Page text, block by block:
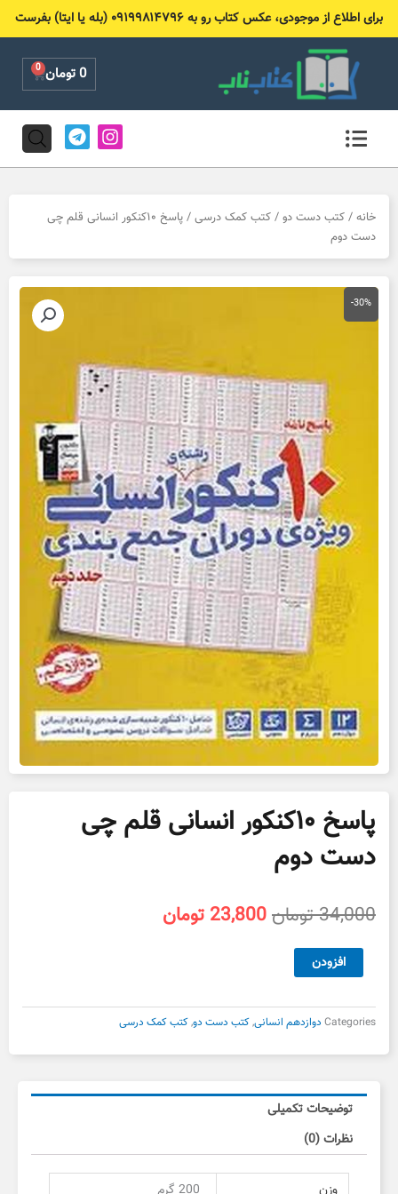
برای اطلاع از موجودی، عکس کتاب رو به ۰۹۱۹۹۸۱۴۷۹۶ (بله یا ایتا) بفرست
0تومان 0
Cart
I
n
s
g
a
T
e
l
r
m
خانه / کتب دست دو / کتب کمک درسی
/ پاسخ ۱۰کنکور انسانی قلم چی
دست دوم
-30%
پاسخ ۱۰کنکور انسانی قلم چی
دست دوم
34,000تومانقیمت
23,800 تومان
پاسخ
۱۰کنکور
قلم
دست
عدد
افزودن
Categories دوازدهم انسانی,کتب دست دو,کتب کمک درسی
توضیحات تکمیلی
نظرات (0)